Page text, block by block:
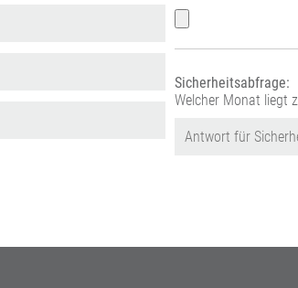
Sicherheitsabfrage:
Welcher Monat liegt